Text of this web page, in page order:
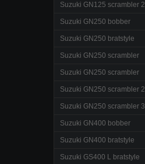
Suzuki GN125 scrambler 2
Suzuki GN250 bobber
Suzuki GN250 bratstyle
Suzuki GN250 scrambler
Suzuki GN250 scrambler
Suzuki GN250 scrambler 2
Suzuki GN250 scrambler 3
Suzuki GN400 bobber
Suzuki GN400 bratstyle
Suzuki GS400 L bratstyle